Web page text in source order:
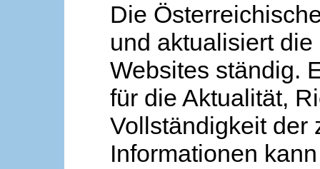
Die
und aktualisiert
Websites ständig.
für die Aktualität,
Vollständigkeit der
Informationen